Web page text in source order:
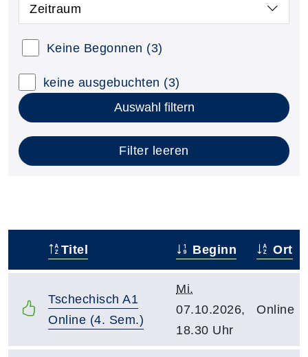
Zeitraum
Keine Begonnen (3)
keine ausgebuchten (3)
Auswahl filtern
Filter leeren
Titel Beginn Ort
Tschechisch A1
Online (4. Sem.)
Mi.
07.10.2026,
18.30 Uhr
Online